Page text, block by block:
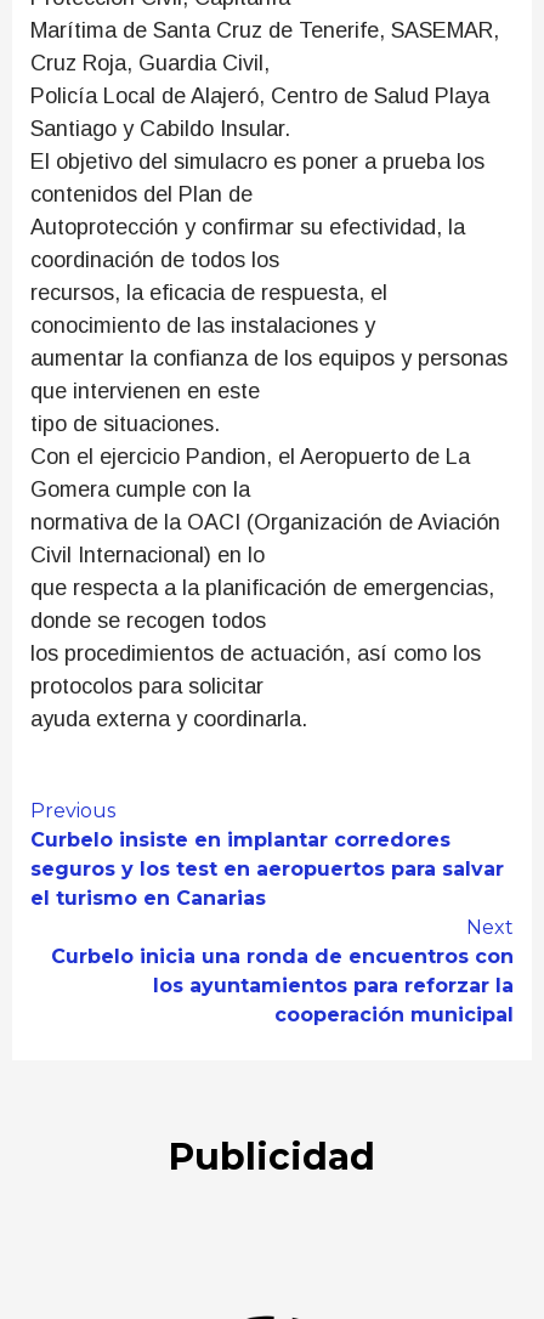
Marítima de Santa Cruz de Tenerife, SASEMAR,
Cruz Roja, Guardia Civil,
Policía Local de Alajeró, Centro de Salud Playa
Santiago y Cabildo Insular.
El objetivo del simulacro es poner a prueba los
contenidos del Plan de
Autoprotección y confirmar su efectividad, la
coordinación de todos los
recursos, la eficacia de respuesta, el
conocimiento de las instalaciones y
aumentar la confianza de los equipos y personas
que intervienen en este
tipo de situaciones.
Con el ejercicio Pandion, el Aeropuerto de La
Gomera cumple con la
normativa de la OACI (Organización de Aviación
Civil Internacional) en lo
que respecta a la planificación de emergencias,
donde se recogen todos
los procedimientos de actuación, así como los
protocolos para solicitar
ayuda externa y coordinarla.
Continue
Reading
Previous
Curbelo insiste en implantar corredores
seguros y los test en aeropuertos para salvar
el turismo en Canarias
Next
Curbelo inicia una ronda de encuentros con
los ayuntamientos para reforzar la
cooperación municipal
Publicidad